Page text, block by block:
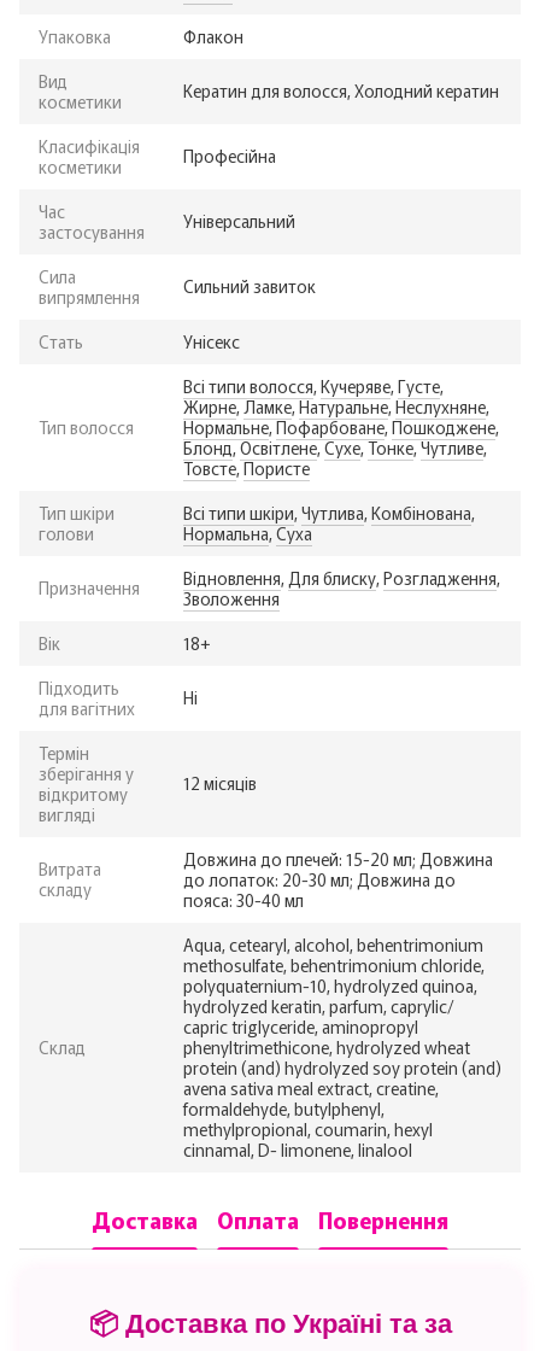
Упаковка
Флакон
Вид
косметики
Кератин для волосся, Холодний кератин
Класифікація
косметики
Професійна
Час
застосування
Універсальний
Сила
випрямлення
Сильний завиток
Стать Унісекс
Тип волосся
Всі типи волосся,Кучеряве,Густе,
Жирне,Ламке,Натуральне,Неслухняне,
Нормальне,Пофарбоване,Пошкоджене,
Блонд,Освітлене,Сухе,Тонке,Чутливе,
Товсте,Пористе
Тип шкіри
голови
Всі типи шкіри,Чутлива,Комбінована,
Нормальна,Суха
Призначення Відновлення, Для блиску,Розгладження,
Зволоження
Вік
18+
Підходить
для вагітних
Ні
Термін
зберігання у
відкритому
вигляді
12 місяців
Витрата
складу
Довжина до плечей: 15-20 мл; Довжина
до лопаток: 20-30 мл; Довжина до
пояса: 30-40 мл
Склад
Aqua, cetearyl, alcohol, behentrimonium
methosulfate, behentrimonium chloride,
polyquaternium-10, hydrolyzed quinoa,
hydrolyzed keratin, parfum, caprylic/
capric triglyceride, aminopropyl
phenyltrimethicone, hydrolyzed wheat
protein (and) hydrolyzed soy protein (and)
avena sativa meal extract, creatine,
formaldehyde, butylphenyl,
methylpropional, coumarin, hexyl
cinnamal, D- limonene, linalool
Доставка Оплата Повернення
📦 Доставка по Україні та за